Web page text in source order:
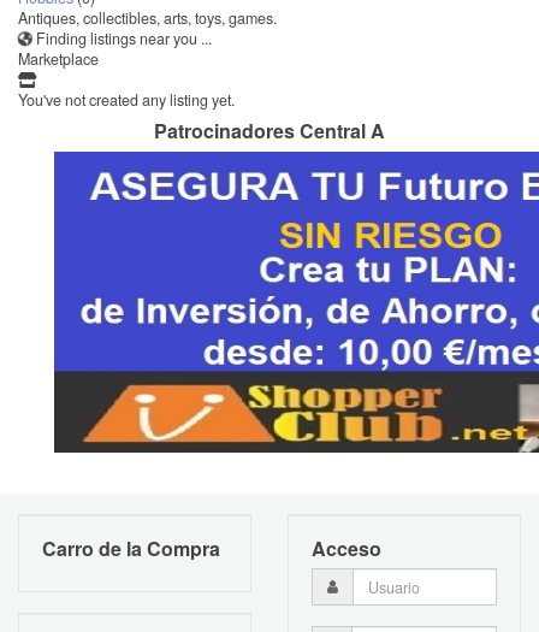
Antiques, collectibles, arts, toys, games.
Finding listings near you ...
Marketplace
You've not created any listing yet.
Patrocinadores Central A
Carro de la Compra Acceso